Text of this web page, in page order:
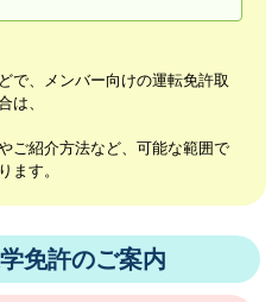
で、メンバー向けの運転免許取
は、
ご紹介方法など、可能な範囲で
ます。
免許のご案内